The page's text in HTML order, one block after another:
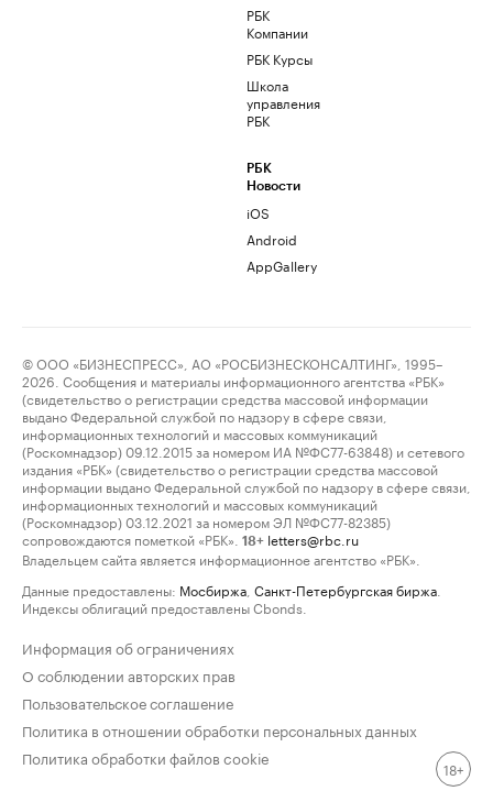
РБК
Компании
РБК Курсы
Школа
управления
РБК
РБК
Новости
iOS
Android
AppGallery
© ООО «БИЗНЕСПРЕСС», АО «РОСБИЗНЕСКОНСАЛТИНГ», 1995–
2026. Сообщения и материалы информационного агентства «РБК»
(свидетельство о регистрации средства массовой информации
выдано Федеральной службой по надзору в сфере связи,
информационных технологий и массовых коммуникаций
(Роскомнадзор) 09.12.2015 за номером ИА №ФС77-63848) и сетевого
издания «РБК» (свидетельство о регистрации средства массовой
информации выдано Федеральной службой по надзору в сфере связи,
информационных технологий и массовых коммуникаций
(Роскомнадзор) 03.12.2021 за номером ЭЛ №ФС77-82385)
сопровождаются пометкой «РБК».
18+ letters@rbc.ru
Владельцем сайта является информационное агентство «РБК».
Данные предоставлены: Мосбиржа Санкт-Петербургская биржа
Индексы облигаций предоставлены Cbonds.
Информация об ограничениях
О соблюдении авторских прав
Пользовательское соглашение
Политика в отношении обработки персональных данных
Политика обработки файлов cookie
18+